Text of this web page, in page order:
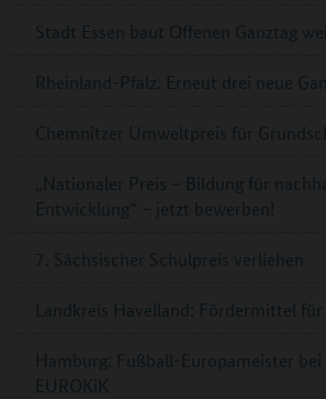
Stadt Essen baut Offenen Ganztag
Rheinland-Pfalz: Erneut drei neue
Chemnitzer Umweltpreis für
„Nationaler Preis – Bildung für
Entwicklung“ – jetzt bewerben!
7. Sächsischer Schulpreis verliehen
Landkreis Havelland: Fördermittel für
Hamburg: Fußball-Europameister
EUROKiK